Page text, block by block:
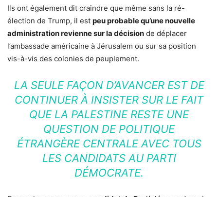
Ils ont également dit craindre que même sans la ré-
élection de Trump, il est peu probable qu’une nouvelle
administration revienne sur la décision de déplacer
l’ambassade américaine à Jérusalem ou sur sa position
vis-à-vis des colonies de peuplement.
LA SEULE FAÇON D’AVANCER EST DE
CONTINUER À INSISTER SUR LE FAIT
QUE LA PALESTINE RESTE UNE
QUESTION DE POLITIQUE
ÉTRANGÈRE CENTRALE AVEC TOUS
LES CANDIDATS AU PARTI
DÉMOCRATE.